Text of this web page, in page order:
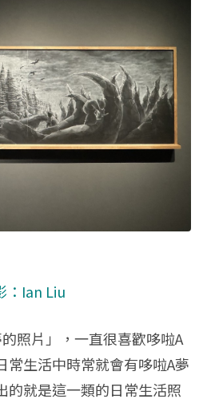
：Ian Liu
照片」，一直很喜歡哆啦A
常生活中時常就會有哆啦A夢
的就是這一類的日常生活照